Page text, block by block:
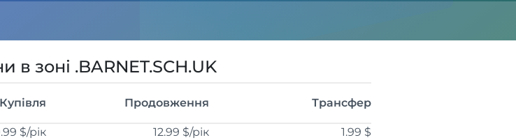
в зоні .BARNET.SCH.UK
Купівля Продовження Трансфер
$/рік 12.99 $/рік 1.99 $